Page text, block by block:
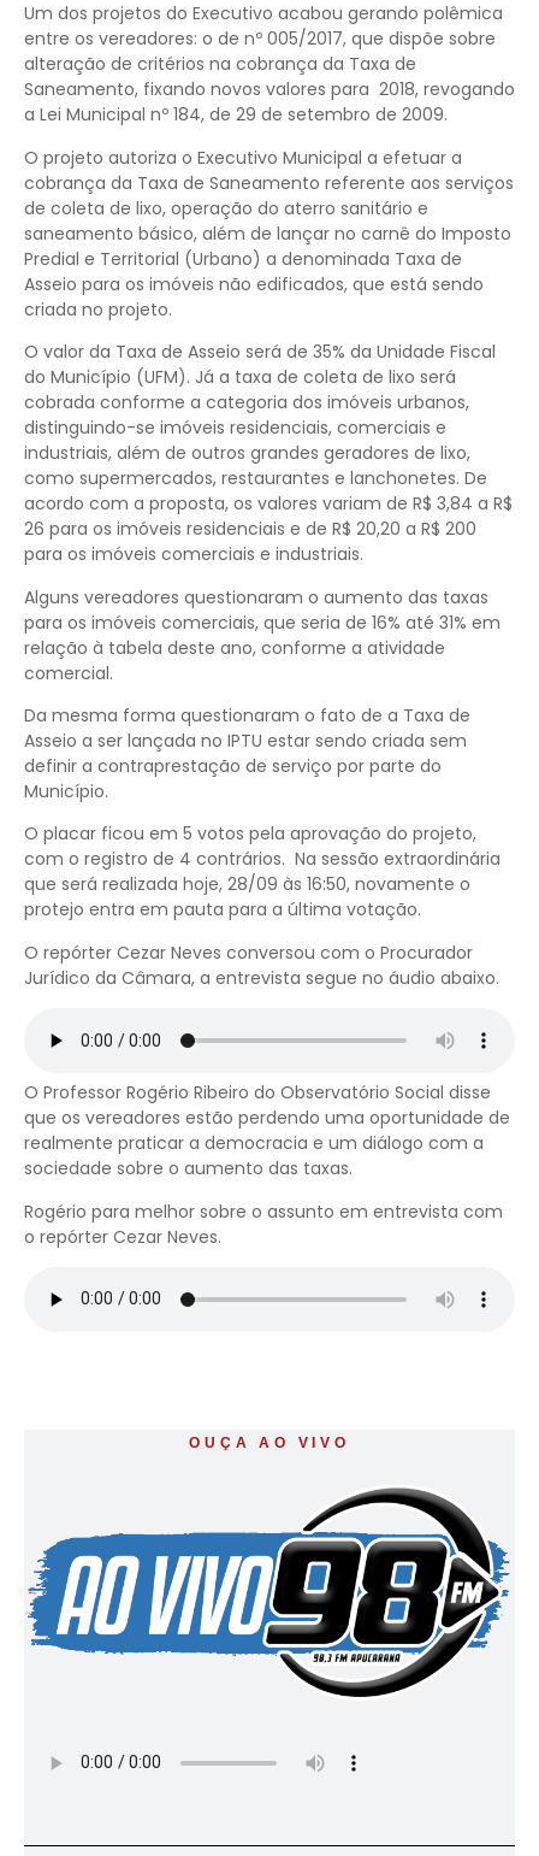
Um dos projetos do Executivo acabou gerando polêmica
entre os vereadores: o de nº 005/2017, que dispõe sobre
alteração de critérios na cobrança da Taxa de
Saneamento, fixando novos valores para 2018, revogando
a Lei Municipal nº 184, de 29 de setembro de 2009.
O projeto autoriza o Executivo Municipal a efetuar a
cobrança da Taxa de Saneamento referente aos serviços
de coleta de lixo, operação do aterro sanitário e
saneamento básico, além de lançar no carnê do Imposto
Predial e Territorial (Urbano) a denominada Taxa de
Asseio para os imóveis não edificados, que está sendo
criada no projeto.
O valor da Taxa de Asseio será de 35% da Unidade Fiscal
do Município (UFM). Já a taxa de coleta de lixo será
cobrada conforme a categoria dos imóveis urbanos,
distinguindo-se imóveis residenciais, comerciais e
industriais, além de outros grandes geradores de lixo,
como supermercados, restaurantes e lanchonetes. De
acordo com a proposta, os valores variam de R$ 3,84 a R$
26 para os imóveis residenciais e de R$ 20,20 a R$ 200
para os imóveis comerciais e industriais.
Alguns vereadores questionaram o aumento das taxas
para os imóveis comerciais, que seria de 16% até 31% em
relação à tabela deste ano, conforme a atividade
comercial.
Da mesma forma questionaram o fato de a Taxa de
Asseio a ser lançada no IPTU estar sendo criada sem
definir a contraprestação de serviço por parte do
Município.
O placar ficou em 5 votos pela aprovação do projeto,
com o registro de 4 contrários. Na sessão extraordinária
que será realizada hoje, 28/09 às 16:50, novamente o
protejo entra em pauta para a última votação.
O repórter Cezar Neves conversou com o Procurador
Jurídico da Câmara, a entrevista segue no áudio abaixo.
O Professor Rogério Ribeiro do Observatório Social disse
que os vereadores estão perdendo uma oportunidade de
realmente praticar a democracia e um diálogo com a
sociedade sobre o aumento das taxas.
Rogério para melhor sobre o assunto em entrevista com
o repórter Cezar Neves.
OUÇA AO VIVO